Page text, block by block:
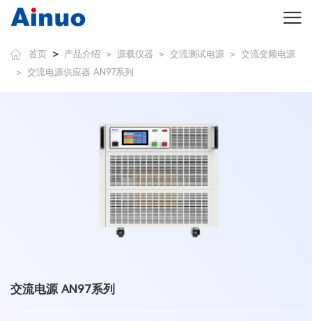
首页 > 产品介绍 > 源载仪器 > 交流测试电源 > 交流变频电源
> 交流电源供应器 AN97系列
交流电源 AN97系列